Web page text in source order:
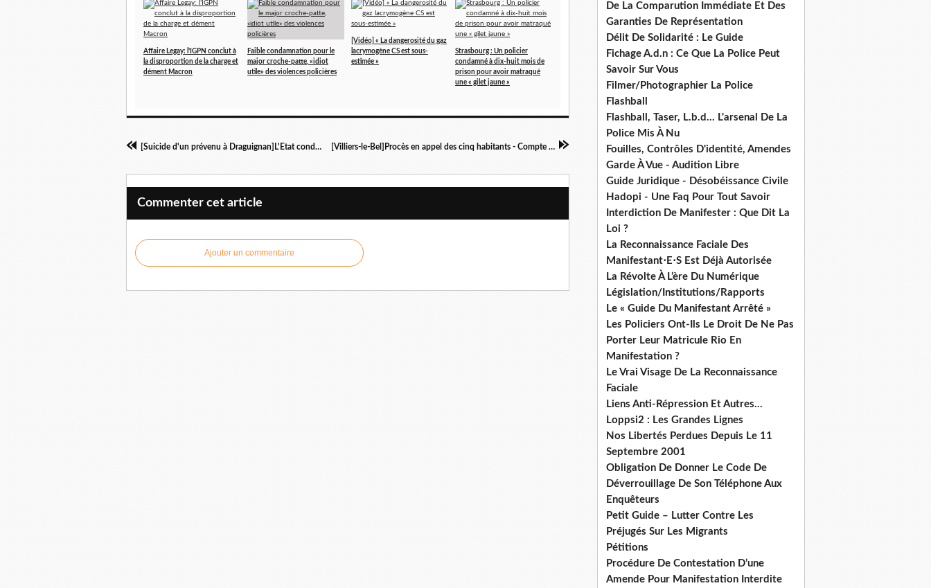
Affaire Legay: l’IGPN conclut à
la disproportion de la charge et
dément Macron
Faible condamnation pour le
major croche-patte, «idiot
utile» des violences policières
[Vidéo] « La dangerosité du gaz
lacrymogène CS est sous-
estimée »
Strasbourg : Un policier
condamné à dix-huit mois de
prison pour avoir matraqué
une « gilet jaune »
[Suicide d'un prévenu à Draguignan]L'Etat condamné [Villiers-le-Bel]Procès en appel des cinq habitants - Compte rendu
Commenter cet article
Ajouter un commentaire
De La Comparution Immédiate Et Des
Garanties De Représentation
Délit De Solidarité : Le Guide
Fichage A.d.n : Ce Que La Police Peut
Savoir Sur Vous
Filmer/Photographier La Police
Flashball
Flashball, Taser, L.b.d... L'arsenal De La
Police Mis À Nu
Fouilles, Contrôles D'identité, Amendes
Garde À Vue - Audition Libre
Guide Juridique - Désobéissance Civile
Hadopi - Une Faq Pour Tout Savoir
Interdiction De Manifester : Que Dit La
Loi ?
La Reconnaissance Faciale Des
Manifestant⋅E⋅S Est Déjà Autorisée
La Révolte À L’ère Du Numérique
Législation/Institutions/Rapports
Le « Guide Du Manifestant Arrêté »
Les Policiers Ont-Ils Le Droit De Ne Pas
Porter Leur Matricule Rio En
Manifestation ?
Le Vrai Visage De La Reconnaissance
Faciale
Liens Anti-Répression Et Autres...
Loppsi2 : Les Grandes Lignes
Nos Libertés Perdues Depuis Le 11
Septembre 2001
Obligation De Donner Le Code De
Déverrouillage De Son Téléphone Aux
Enquêteurs
Petit Guide – Lutter Contre Les
Préjugés Sur Les Migrants
Pétitions
Procédure De Contestation D’une
Amende Pour Manifestation Interdite